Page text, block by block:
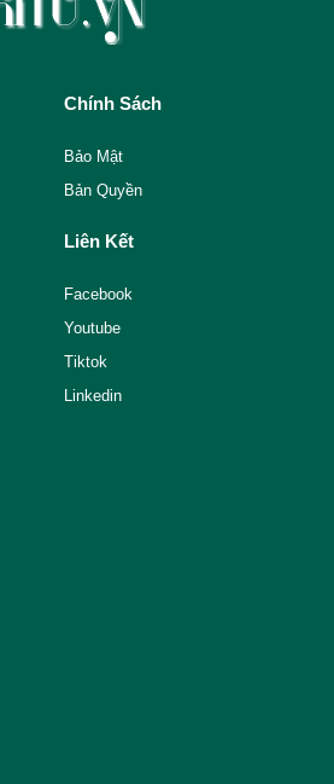
Chính Sách
Bảo Mật
Bản Quyền
Liên Kết
Facebook
Youtube
Tiktok
Linkedin